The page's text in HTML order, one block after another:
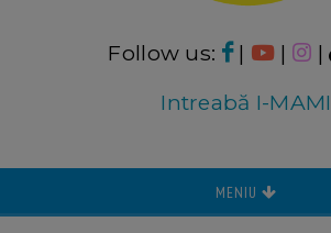
Follow us: | | |
Intreabă I-MAMI
MENIU